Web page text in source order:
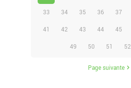
33 34 35 36 37
41 42 43 44 45
49 50 51 52
Page suivante